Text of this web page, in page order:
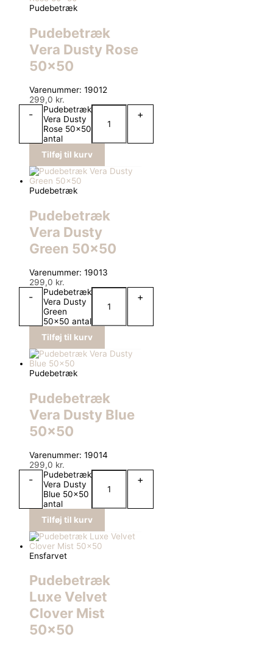
Pudebetræk
Pudebetræk
Vera Dusty Rose
50×50
Varenummer: 19012
299,0 kr.
-
Pudebetræk
Vera Dusty
Rose 50x50
antal
+
Tilføj til kurv
Pudebetræk
Pudebetræk
Vera Dusty
Green 50×50
Varenummer: 19013
299,0 kr.
-
Pudebetræk
Vera Dusty
Green
50x50 antal
+
Tilføj til kurv
Pudebetræk
Pudebetræk
Vera Dusty Blue
50×50
Varenummer: 19014
299,0 kr.
-
Pudebetræk
Vera Dusty
Blue 50x50
antal
+
Tilføj til kurv
Ensfarvet
Pudebetræk
Luxe Velvet
Clover Mist
50×50